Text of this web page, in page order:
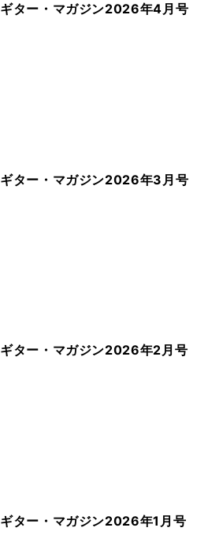
ギター・マガジン2026年4月号
ギター・マガジン2026年3月号
ギター・マガジン2026年2月号
ギター・マガジン2026年1月号